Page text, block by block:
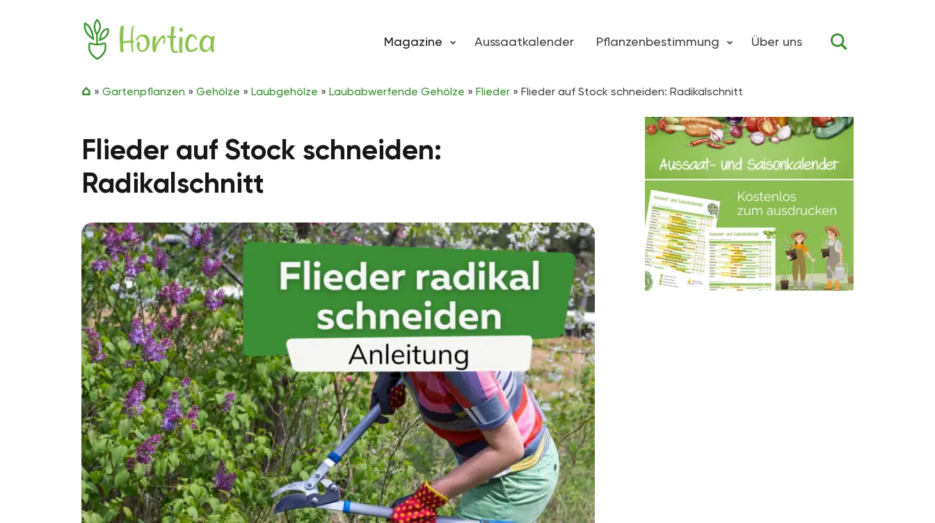
Magazine Aussaatkalender Pflanzenbestimmung Über uns
» Gartenpflanzen » Gehölze » Laubgehölze » Laubabwerfende Gehölze » Flieder » Flieder auf Stock schneiden: Radikalschnitt
Flieder auf Stock schneiden:
Radikalschnitt